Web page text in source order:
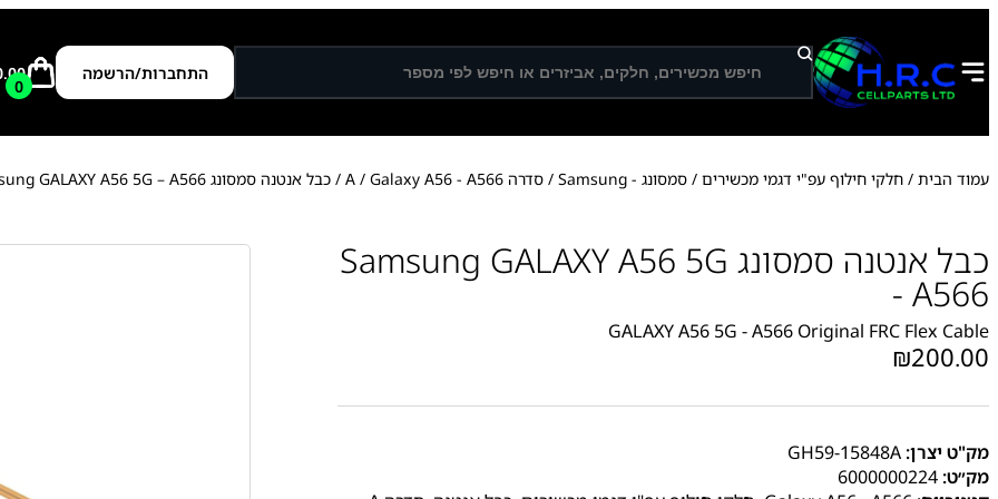
ח
י
פ
התחברות/הרשמה
0
עמוד הבית / חלקי חילוף עפ"י דגמי מכשירים / סמסונג - Samsung / סדרה A / Galaxy A56 - A566 / כבל אנטנה סמסונג Samsung GALAXY A56 5G – A566
כבל אנטנה סמסונג Samsung GALAXY A56 5G
- A566
Original FRC Flex Cable
GALAXY A56 5G - A566
₪200.00
מק"ט יצרן: GH59-15848A
מק״ט: 6000000224